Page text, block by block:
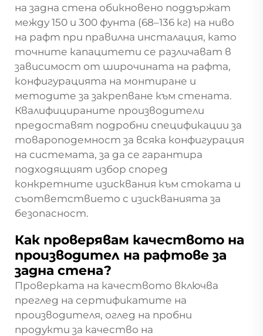
на задна стена обикновено поддържат
между 150 и 300 фунта (68–136 кг) на ниво
на рафт при правилна инсталация, като
точните капацитети се различават в
зависимост от широчината на рафта,
конфигурацията на монтиране и
методите за закрепване към стената.
Квалифицираните производители
предоставят подробни спецификации за
товароподемност за всяка конфигурация
на системата, за да се гарантира
подходящият избор според
конкретните изисквания към стоката и
съответствието с изискванията за
безопасност.
Как проверявам качеството на
производител на рафтове за
задна стена?
Проверката на качеството включва
преглед на сертификатите на
производителя, оглед на пробни
продукти за качество на